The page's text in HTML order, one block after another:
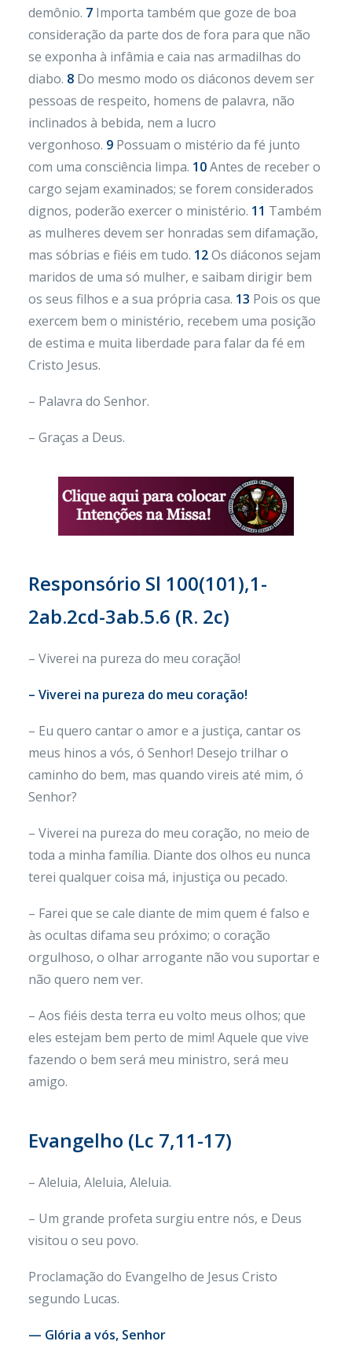
demônio. 7 Importa também que goze de boa
consideração da parte dos de fora para que não
se exponha à infâmia e caia nas armadilhas do
diabo. 8 Do mesmo modo os diáconos devem ser
pessoas de respeito, homens de palavra, não
inclinados à bebida, nem a lucro
vergonhoso. 9 Possuam o mistério da fé junto
com uma consciência limpa. 10Antes de receber o
cargo sejam examinados; se forem considerados
dignos, poderão exercer o ministério. 11 Também
as mulheres devem ser honradas sem difamação,
mas sóbrias e fiéis em tudo. 12Os diáconos sejam
maridos de uma só mulher, e saibam dirigir bem
os seus filhos e a sua própria casa. 13 Pois os que
exercem bem o ministério, recebem uma posição
de estima e muita liberdade para falar da fé em
Cristo Jesus.
– Palavra do Senhor.
– Graças a Deus.
Responsório Sl 100(101),1-
2ab.2cd-3ab.5.6 (R. 2c)
– Viverei na pureza do meu coração!
– Viverei na pureza do meu coração!
– Eu quero cantar o amor e a justiça, cantar os
meus hinos a vós, ó Senhor! Desejo trilhar o
caminho do bem, mas quando vireis até mim, ó
Senhor?
– Viverei na pureza do meu coração, no meio de
toda a minha família. Diante dos olhos eu nunca
terei qualquer coisa má, injustiça ou pecado.
– Farei que se cale diante de mim quem é falso e
às ocultas difama seu próximo; o coração
orgulhoso, o olhar arrogante não vou suportar e
não quero nem ver.
– Aos fiéis desta terra eu volto meus olhos; que
eles estejam bem perto de mim! Aquele que vive
fazendo o bem será meu ministro, será meu
amigo.
Evangelho (Lc 7,11-17)
– Aleluia, Aleluia, Aleluia.
– Um grande profeta surgiu entre nós, e Deus
visitou o seu povo.
Proclamação do Evangelho de Jesus Cristo
segundo Lucas.
— Glória a vós, Senhor